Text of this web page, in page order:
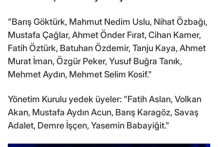
"Barış Göktürk, Mahmut Nedim Uslu, Nihat Özbağı,
Mustafa Çağlar, Ahmet Önder Fırat, Cihan Kamer,
Fatih Öztürk, Batuhan Özdemir, Tanju Kaya, Ahmet
Murat İman, Özgür Peker, Yusuf Buğra Tanık,
Mehmet Aydın, Mehmet Selim Kosif."
Yönetim Kurulu yedek üyeler: "Fatih Aslan, Volkan
Akan, Mustafa Aydın Acun, Barış Karagöz, Savaş
Adalet, Demre İşçen, Yasemin Babayiğit."